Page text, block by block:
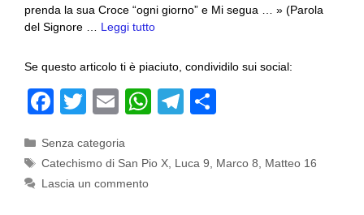
prenda la sua Croce “ogni giorno” e Mi segua … » (Parola
del Signore … Leggi tutto
Se questo articolo ti è piaciuto, condividilo sui social:
F
c
e
T
tt
er
E
ail
W
at
T
n
Categorie
Senza categoria
Tag
Catechismo di San Pio X Luca 9 Marco 8
Matteo 16
Lascia un commento